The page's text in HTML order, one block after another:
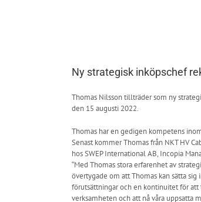
Ny strategisk inköpschef
Thomas Nilsson tillträder som ny
den 15 augusti 2022.
Thomas har en gedigen kompetens
Senast kommer Thomas från NKT HV
hos SWEP International AB, Incopia
“Med Thomas stora erfarenhet av
övertygade om att Thomas kan sätta
förutsättningar och en kontinuitet för
verksamheten och att nå våra uppsatta